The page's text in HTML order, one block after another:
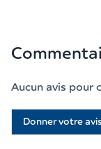
Aucun avis pour
Donner votre